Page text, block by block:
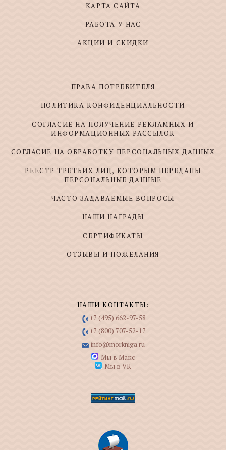
КАРТА САЙТА
РАБОТА У НАС
АКЦИИ И СКИДКИ
ПРАВА ПОТРЕБИТЕЛЯ
ПОЛИТИКА КОНФИДЕНЦИАЛЬНОСТИ
СОГЛАСИЕ НА ПОЛУЧЕНИЕ РЕКЛАМНЫХ И
ИНФОРМАЦИОННЫХ РАССЫЛОК
СОГЛАСИЕ НА ОБРАБОТКУ ПЕРСОНАЛЬНЫХ ДАННЫХ
РЕЕСТР ТРЕТЬИХ ЛИЦ, КОТОРЫМ ПЕРЕДАНЫ
ПЕРСОНАЛЬНЫЕ ДАННЫЕ
ЧАСТО ЗАДАВАЕМЫЕ ВОПРОСЫ
НАШИ НАГРАДЫ
СЕРТИФИКАТЫ
ОТЗЫВЫ И ПОЖЕЛАНИЯ
НАШИ КОНТАКТЫ:
+7 (495) 662-97-58
+7 (800) 707-52-17
info@morkniga.ru
Мы в Макс
Мы в VK